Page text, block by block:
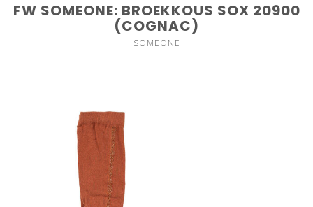
FW SOMEONE: BROEKKOUS SOX 20900
(COGNAC)
SOMEONE